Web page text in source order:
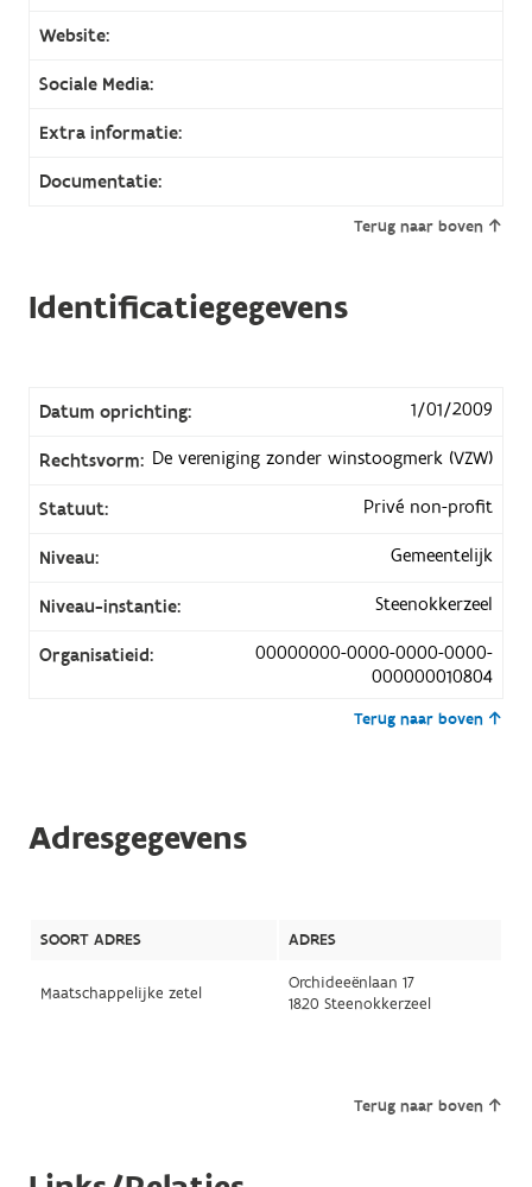
Website:
Sociale Media:
Extra informatie:
Documentatie:
Terug naar boven
Identificatiegegevens
Datum oprichting: 1/01/2009
Rechtsvorm: De vereniging zonder winstoogmerk (VZW)
Statuut: Privé non-profit
Niveau: Gemeentelijk
Niveau-instantie: Steenokkerzeel
Organisatieid:
00000000-0000-0000-0000-
000000010804
Terug naar boven
Adresgegevens
SOORT ADRES ADRES
Maatschappelijke zetel
Orchideeënlaan 17
1820 Steenokkerzeel
Terug naar boven